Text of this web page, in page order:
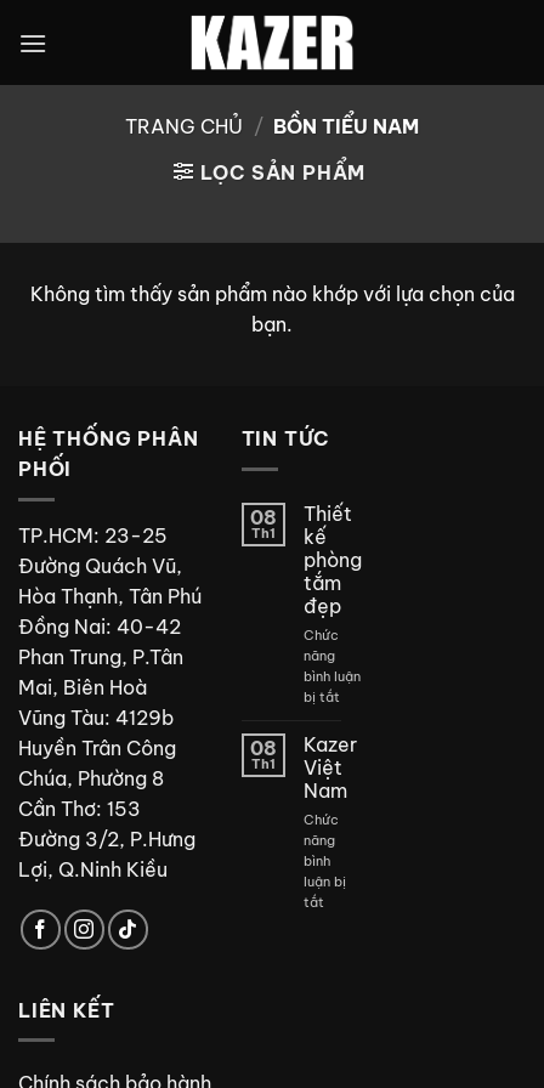
qua
TRANG CHỦ / BỒN TIỂU NAM
LỌC SẢN PHẨM
Không tìm thấy sản phẩm nào khớp với lựa chọn của
bạn.
HỆ THỐNG PHÂN
PHỐI
TP.HCM: 23-25
Đường Quách Vũ,
Hòa Thạnh, Tân Phú
Đồng Nai: 40-42
Phan Trung, P.Tân
Mai, Biên Hoà
Vũng Tàu: 4129b
Huyền Trân Công
Chúa, Phường 8
Cần Thơ: 153
Đường 3/2, P.Hưng
Lợi, Q.Ninh Kiều
TIN TỨC
08
Th1
Thiết
kế
phòng
tắm
đẹp
Chức
năng
bình luận
bị tắtở
phòng
tắm
đẹp
08
Th1
Kazer
Việt
Nam
Chức
năng
bình
luận bị
tắtở
LIÊN KẾT